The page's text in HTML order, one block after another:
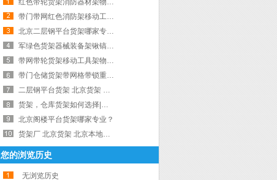
红色带轮货架消防器材架物资架多功能置物架
带门带网红色消防架移动工具架带轮带锁战备物资架
北京二层钢平台货架哪家专业？
军绿色货架器械装备架锹镐架盾牌货架|北京中联信货架
带网带轮货架移动工具架物资收纳架安保用品存放架带门带锁
带门仓储货架带网格带锁重型置物架仓库带轮储物架超市钢制收纳架北京中联信货架
二层钢平台货架 北京货架 仓库隔层货架|北京中联信货架
货架，仓库货架如何选择|北京中联信货架
北京阁楼平台货架哪家专业？
货架厂 北京货架 北京本地货架厂家|北京中联信货架
您的浏览历史
无浏览历史